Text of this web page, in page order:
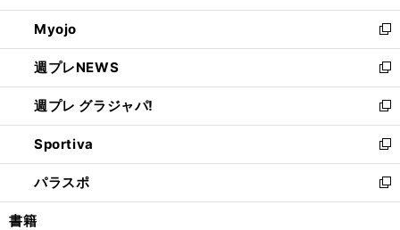
開
く
ウ
で
開
く
ン
ド
ウ
で
開
く
ウ
ィ
ン
ド
ウ
で
開
く
Myojo
新
し
い
ウ
ィ
ン
ド
ウ
で
開
週プレNEWS
新
し
い
ウ
ィ
ン
ド
ウ
週プレ グラジャパ!
新
し
い
ウ
ィ
ン
Sportiva
新
し
い
ウ
パラスポ
新
し
書籍